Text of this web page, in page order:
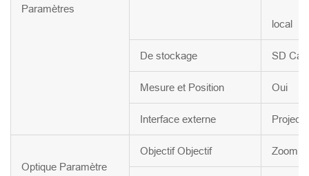
Paramètres
local
De stockage SD
Mesure et Position Oui
Interface externe
Optique Paramètre
Objectif Objectif Zoom